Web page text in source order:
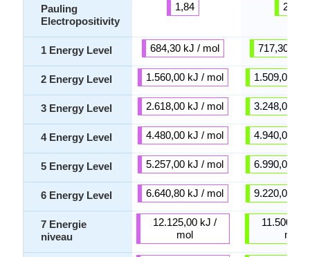
Pauling
Electropositivity
1 Energy Level
2 Energy Level
3 Energy Level
4 Energy Level
5 Energy Level
6 Energy Level
7 Energie
niveau
1,84
684,30 kJ / mol
1.560,00 kJ / mol
2.618,00 kJ / mol
4.480,00 kJ / mol
5.257,00 kJ / mol
6.640,80 kJ / mol
12.125,00 kJ /
mol
2,45
717,30 kJ
1.509,00 kJ
3.248,00 kJ
4.940,00 kJ
6.990,00 kJ
9.220,00 kJ
11.500,00
mol